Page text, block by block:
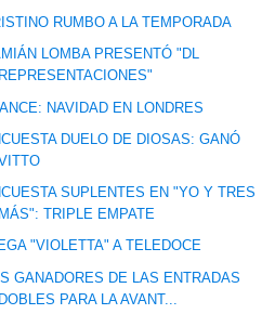
RUMBO A LA TEMPORADA
LOMBA PRESENTÓ "DL
NAVIDAD EN LONDRES
DUELO DE DIOSAS: GANÓ
SUPLENTES EN "YO Y TRES
TRIPLE EMPATE
"VIOLETTA" A TELEDOCE
GANADORES DE LAS ENTRADAS
PARA LA AVANT...